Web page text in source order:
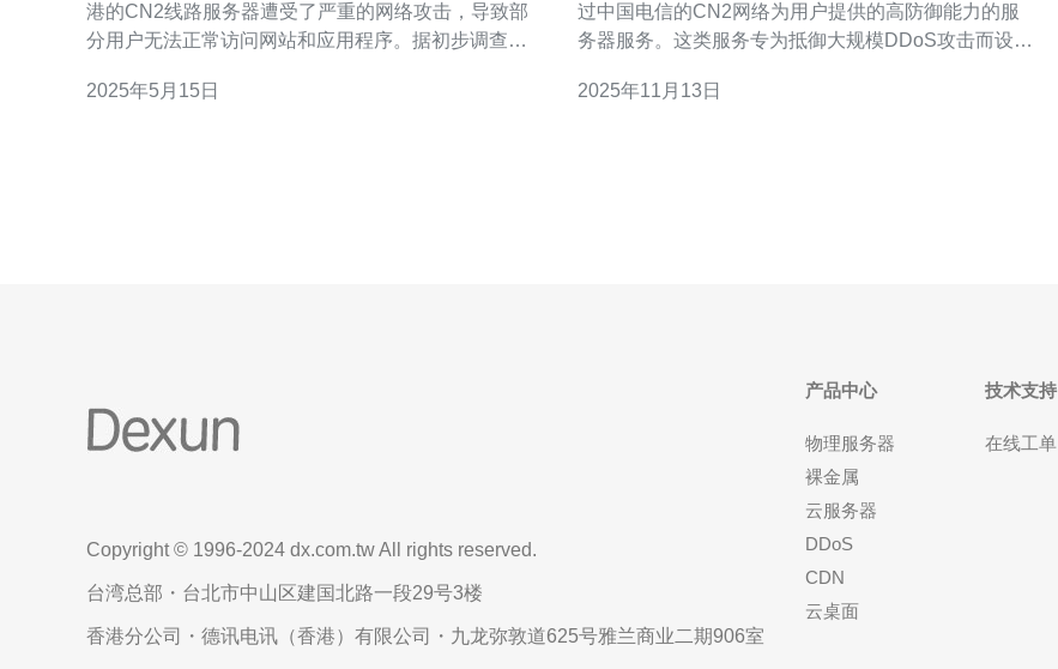
港的CN2线路服务器遭受了严重的网络攻击，导致部
分用户无法正常访问网站和应用程序。据初步调查，
务器发起了大规模的DDoS攻击，致使服务器负载急剧
2025年5月15日
过中国电信的CN2网络为用户提供的高防御能力的服
务器服务。这类服务专为抵御大规模DDoS攻击而设
2. 选择香港高防CN2服务提供商的标准 选择合适的服
2025年11月13日
Copyright © 1996-2024 dx.com.tw All rights reserved.
台湾总部・台北市中山区建国北路一段29号3楼
香港分公司・德讯电讯（香港）有限公司・九龙弥敦道625号雅兰商业二期906室
产品中心
物理服务器
裸金属
云服务器
DDoS
CDN
云桌面
技术支持
在线工单